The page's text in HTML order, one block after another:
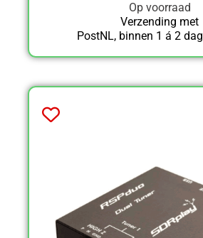
Op voorraad
Verzending met
PostNL, binnen 1 á 2